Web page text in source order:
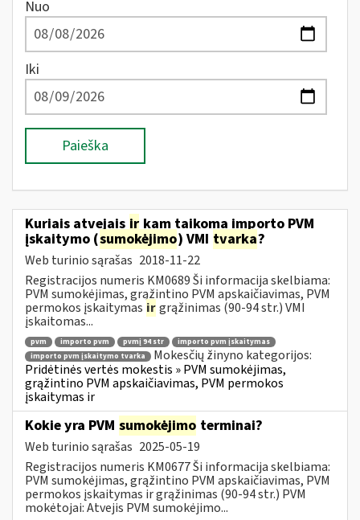
Nuo
Iki
Paieška
Kuriais atvejais ir kam taikoma importo PVM
įskaitymo (sumokėjimo) VMI tvarka?
Web turinio sąrašas 2018-11-22
Registracijos numeris KM0689 Ši informacija skelbiama:
PVM sumokėjimas, grąžintino PVM apskaičiavimas, PVM
permokos įskaitymas irgrąžinimas (90-94 str.) VMI
įskaitomas...
pvm importo pvm pvmį 94 str
importo pvm įskaitymas
importo pvm įskaitymo tvarka
Mokesčių žinyno kategorijos:
Pridėtinės vertės mokestis » PVM sumokėjimas,
grąžintino PVM apskaičiavimas, PVM permokos
įskaitymas ir
Kokie yra PVM sumokėjimo terminai?
Web turinio sąrašas 2025-05-19
Registracijos numeris KM0677 Ši informacija skelbiama:
PVM sumokėjimas, grąžintino PVM apskaičiavimas, PVM
permokos įskaitymas ir grąžinimas (90-94 str.) PVM
mokėtojai: Atvejis PVM sumokėjimo...